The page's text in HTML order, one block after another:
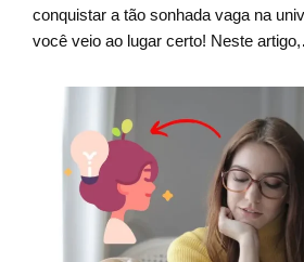
conquistar a tão sonhada vaga na
você veio ao lugar certo! Neste